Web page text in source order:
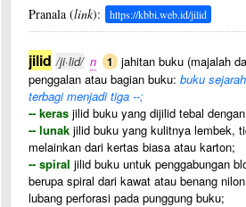
Pranala (link): https://kbbi.web.id/jilid
jilid /ji·lid/ n 1 jahitan buku (majalah
penggalan atau bagian buku: buku
terbagi menjadi tiga --;
-- keras jilid buku yang dijilid tebal
-- lunak jilid buku yang kulitnya lembek,
melainkan dari kertas biasa atau karton;
-- spiral jilid buku untuk penggabungan
berupa spiral dari kawat atau benang
lubang perforasi pada punggung buku;